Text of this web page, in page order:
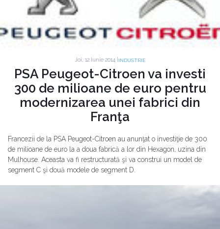
Joi, 12 Iunie 2014 | INDUSTRIE
PSA Peugeot-Citroen va investi
300 de milioane de euro pentru
modernizarea unei fabrici din
Franţa
Francezii de la PSA Peugeot-Citroen au anunţat o investiţie de 300
de milioane de euro la a doua fabrică a lor din Hexagon, uzina din
Mulhouse. Aceasta va fi restructurată şi va construi un model de
segment C şi două modele de segment D.